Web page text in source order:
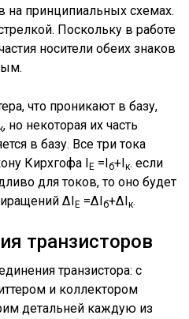
на принципиальных схемах.
Поскольку в работе
носители обеих знаков
что проникают в базу,
, но некоторая их часть
в базу. Все три тока
Кирхгофа IE =Iб+Iк. если
для токов, то оно будет
∆IE =∆Iб+∆Iк.
транзисторов
транзистора: с
и коллектором
детальней каждую из